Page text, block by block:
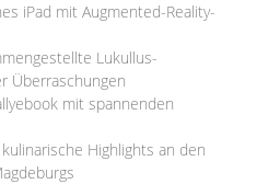
iPad mit Augmented-Reality-
Lukullus-
Überraschungen
mit spannenden
Highlights an den